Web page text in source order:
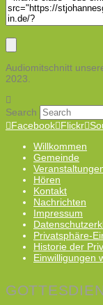
Audiomitschnitt
2023.
Search
Facebook Flickr
Willkommen
Gemeinde
Hören
Kontakt
Nachrichten
Impressum
Privatsphäre-
Historie der
Einwilligungen